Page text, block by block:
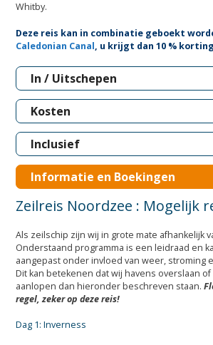
Whitby.
Deze reis kan in combinatie geboekt
Caledonian Canal, u krijgt dan 10 %
In / Uitschepen
Kosten
Inclusief
Informatie en Boekingen
Zeilreis Noordzee : Mogelijk
Als zeilschip zijn wij in grote mate afhankelijk
Onderstaand programma is een leidraad en
aangepast onder invloed van weer, stroming
Dit kan betekenen dat wij havens overslaan
aanlopen dan hieronder beschreven staan.
regel, zeker op deze reis!
Dag 1: Inverness